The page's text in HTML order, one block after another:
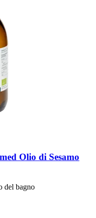
Olio di Sesamo
del bagno